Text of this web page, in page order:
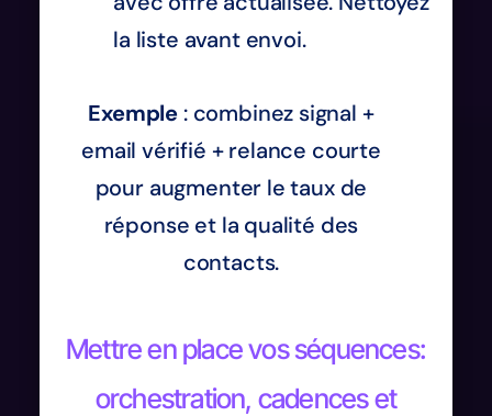
la liste avant envoi.
Exemple : combinez signal +
email vérifié + relance courte
pour augmenter le taux de
réponse et la qualité des
contacts.
Mettre en place vos séquences:
orchestration, cadences et